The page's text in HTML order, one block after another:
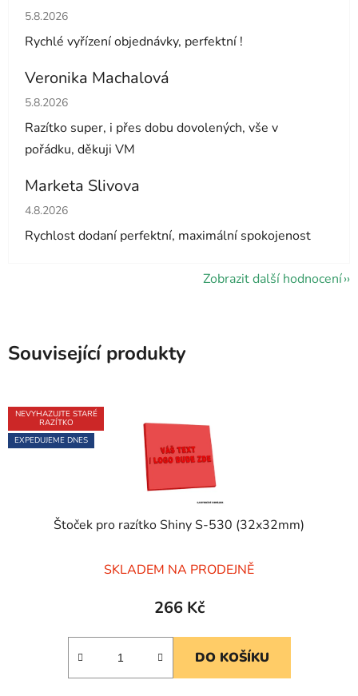
Hodnocení obchodu je 5 z 5 hvězdiček.
5.8.2026
Rychlé vyřízení objednávky, perfektní !
Veronika Machalová
Hodnocení obchodu je 5 z 5 hvězdiček.
5.8.2026
Razítko super, i přes dobu dovolených, vše v
pořádku, děkuji VM
Marketa Slivova
Hodnocení obchodu je 5 z 5 hvězdiček.
4.8.2026
Rychlost dodaní perfektní, maximální spokojenost
Zobrazit další hodnocení
Související produkty
NEVYHAZUJTE STARÉ
RAZÍTKO
EXPEDUJEME DNES
Štoček pro razítko Shiny S-530 (32x32mm)
hodnocení
produktu
5,0
SKLADEM NA PRODEJNĚ
266 Kč
DO KOŠÍKU